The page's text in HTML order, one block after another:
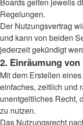
Regelungen.
Der Nutzungsvertrag
und kann von beiden
jederzeit gekündigt
2. Einräumung
Mit dem Erstellen
einfaches, zeitlich und
unentgeltliches Recht,
zu nutzen.
Das Nutzungsrecht